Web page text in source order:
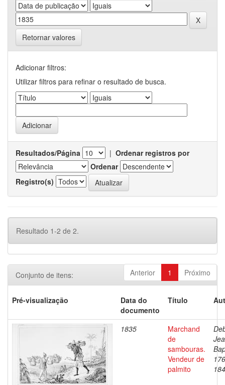
Retornar valores
Adicionar filtros:
Utilizar filtros para refinar o resultado de busca.
Resultados/Página | Ordenar registros por
Ordenar
Registro(s)
Resultado 1-2 de 2.
Anterior 1 Próximo
Conjunto de itens:
Pré-visualização
Data do
documento
Título
1835
Marchand
de
sambouras.
Vendeur de
palmito